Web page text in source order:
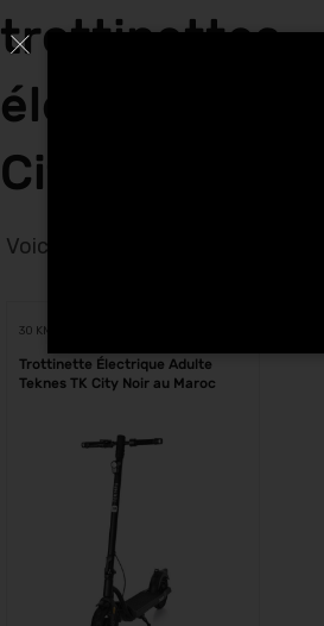
trottinettes
électriques
City à Fes
Voici le seul résultat
30 KM
Trottinette Électrique Adulte
Teknes TK City Noir au Maroc